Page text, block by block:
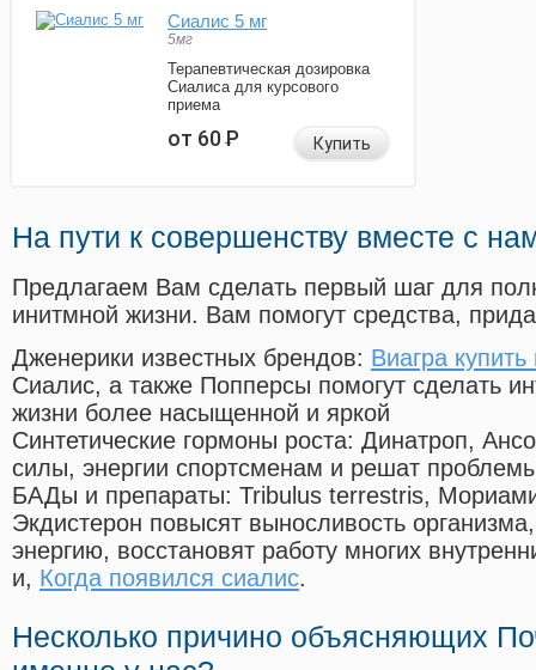
Сиалис 5 мг
5мг
Терапевтическая дозировка
Сиалиса для курсового
приема
от 60Р Купить
На пути к совершенству вместе с
Предлагаем Вам сделать первый шаг для
инитмной жизни. Вам помогут средства,
Дженерики известных брендов: Виагра
Сиалис, а также Попперсы помогут сделать
жизни более насыщенной и яркой
Синтетические гормоны роста: Динатроп,
силы, энергии спортсменам и решат
БАДы и препараты: Tribulus terrestris,
Экдистерон повысят выносливость
энергию, восстановят работу многих
и, Когда появился сиалис.
Несколько причино объясняющих